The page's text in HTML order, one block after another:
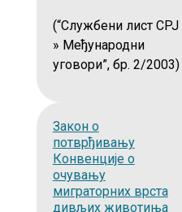
(“Службени лист СРЈ
» Међународни
уговори”, бр. 2/2003)
Закон о
потврђивању
Конвенције о
очувању
миграторних врста
дивљих животиња